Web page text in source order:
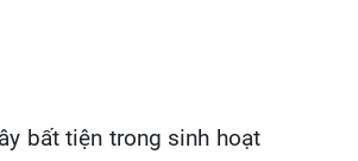
bất tiện trong sinh hoạt